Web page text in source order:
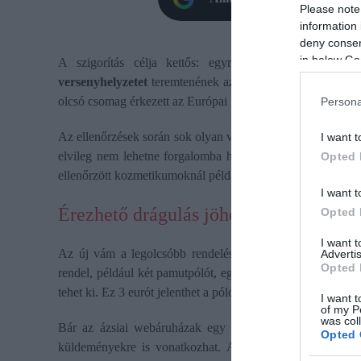
Please
information
deny
in below
I want
Opted
I want
Opted
I want
Opted
I want
of my
was
Opted
A szigorítás célja kettős: egyrészt nagyobb
versenyhelyzetet teremtenének az európai kereskedők
olcsó csomag érkezett az Európai Unióba,
a
Az ellenőrzések során sok olyan veszélyes vagy
elvileg nem lehetne forgalomba hozni az uniós piacon. A
ellenőrzött kozmetikumoknál például 63 százalékos volt a
Érezhető drágulás jöhet
Az új vám a legolcsóbb rendelések árát is érezhetően
rendel, például két pamutpólót, egy pár zoknit és egy
tehet ki. Ez 3 eurót jelenthet a pólókra, 3 eurót a zoknira és
Bár az ázsiai webáruházak egy része már európai
küldeményekre is vonatkozhat. Aki még júniusban